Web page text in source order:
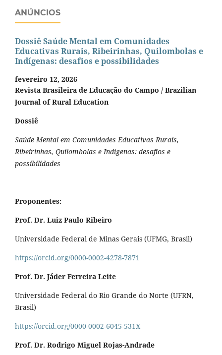
ANÚNCIOS
Dossiê Saúde Mental em Comunidades
Educativas Rurais, Ribeirinhas, Quilombolas e
Indígenas: desafios e possibilidades
fevereiro 12, 2026
Revista Brasileira de Educação do Campo / Brazilian
Journal of Rural Education
Dossiê
Saúde Mental em Comunidades Educativas Rurais,
Ribeirinhas, Quilombolas e Indígenas: desafios e
possibilidades
Proponentes:
Prof. Dr. Luiz Paulo Ribeiro
Universidade Federal de Minas Gerais (UFMG, Brasil)
https://orcid.org/0000-0002-4278-7871
Prof. Dr. Jáder Ferreira Leite
Universidade Federal do Rio Grande do Norte (UFRN,
Brasil)
https://orcid.org/0000-0002-6045-531X
Prof. Dr. Rodrigo Miguel Rojas-Andrade